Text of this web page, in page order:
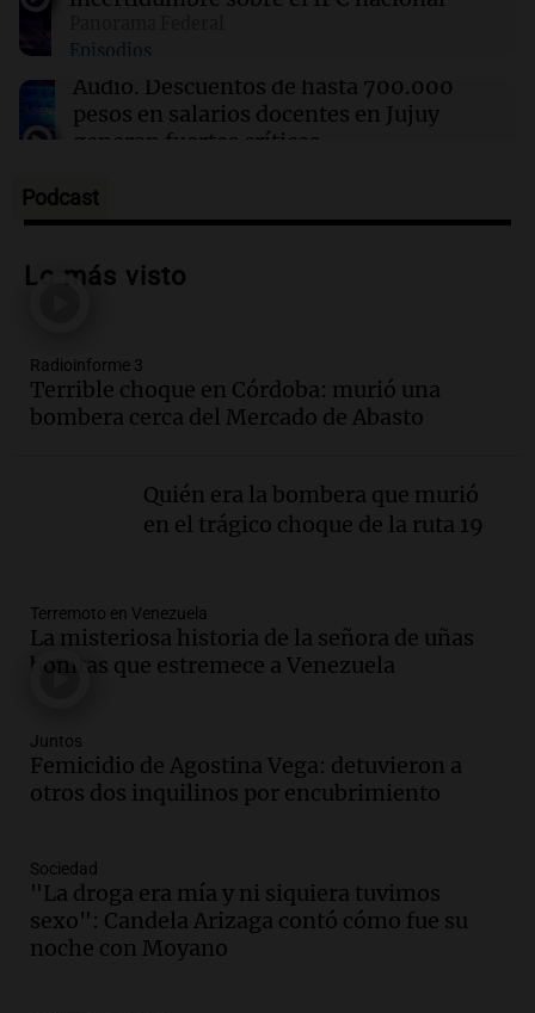
desestimación de cargo por posesión de arma
Episodios
Audio. Descuentos de hasta 700.000
pesos en salarios docentes en Jujuy
generan fuertes críticas
Episodios
Audio.Docentes de Jujuy denuncian
sus salarios y genera alarma
Audio. Siniestro vial en Salta: una mujer
fallece tras perder el control de su
vehículo
Docentes de Jujuy enfrentan
descuentos de hasta 700.000 pesos en
Panorama Federal
Episodios
Audio.La justicia reconoce el COVID
como enfermedad laboral tras caso de
Panorama Federal
Episodios
Audio.Mujer de más de 30 años muere
Este-Oeste de Salta
Panorama Federal
Episodios
Audio. La justicia reconoce el COVID
Podcast
Lo más visto
Radioinforme 3
Terrible choque en Córdoba: murió una
bombera cerca del Mercado de Abasto
Quién era la bombera que murió
en el trágico choque de la ruta 19
Terremoto en Venezuela
La misteriosa historia de la señora de uñas
bonitas que estremece a Venezuela
Juntos
Femicidio de Agostina Vega: detuvieron a
otros dos inquilinos por encubrimiento
Sociedad
"La droga era mía y ni siquiera tuvimos
sexo": Candela Arizaga contó cómo fue su
noche con Moyano